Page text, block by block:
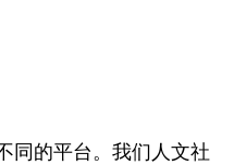
同的平台。我们人文社